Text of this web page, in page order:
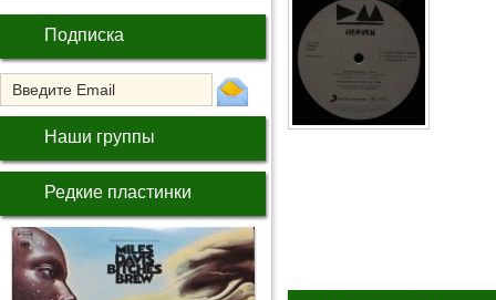
Подписка
Наши группы
Редкие пластинки